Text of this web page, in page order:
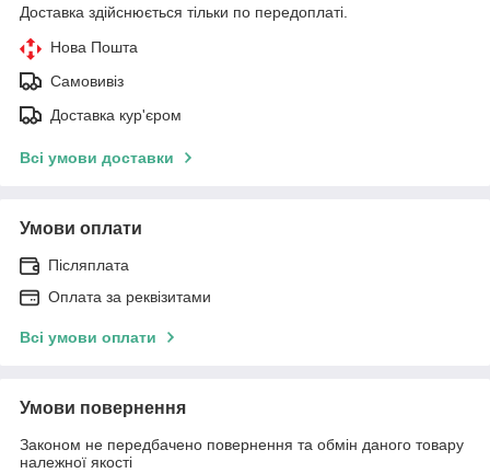
Доставка здійснюється тільки по передоплаті.
Нова Пошта
Самовивіз
Доставка кур'єром
Всі умови доставки
Умови оплати
Післяплата
Оплата за реквізитами
Всі умови оплати
Умови повернення
Законом не передбачено повернення та обмін даного товару
належної якості